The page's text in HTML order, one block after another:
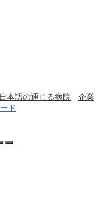
日本語の通じる病院
企業
ド